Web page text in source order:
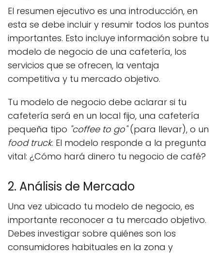
El resumen ejecutivo es una introducción, en
esta se debe incluir y resumir todos los puntos
importantes. Esto incluye información sobre tu
modelo de negocio de una cafetería, los
servicios que se ofrecen, la ventaja
competitiva y tu mercado objetivo.
Tu modelo de negocio debe aclarar si tu
cafetería será en un local fijo, una cafetería
pequeña tipo "coffee to go"(para llevar), o un
food truck. El modelo responde a la pregunta
vital: ¿Cómo hará dinero tu negocio de café?
2. Análisis de Mercado
Una vez ubicado tu modelo de negocio, es
importante reconocer a tu mercado objetivo.
Debes investigar sobre quiénes son los
consumidores habituales en la zona y